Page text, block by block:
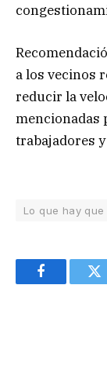
a los vecinos
reducir la
mencionadas
trabajadores
Lo que hay que
Facebook